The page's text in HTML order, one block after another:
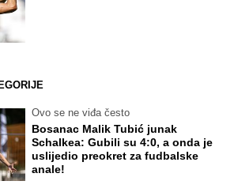
Ovo se ne viđa često
Bosanac Malik Tubić junak
Schalkea: Gubili su 4:0, a onda je
uslijedio preokret za fudbalske
anale!